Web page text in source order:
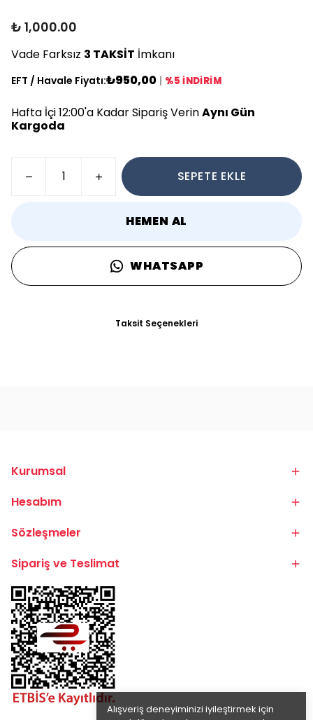
Alışveriş deneyiminizi iyileştirmek için
₺ 1,000.00
Vade Farksız 3 TAKSİT İmkanı
EFT / Havale Fiyatı:₺950,00 | %5 İNDİRİM
Hafta İçi 12:00'a Kadar Sipariş VerinAynı Gün
Kargoda
SEPETE EKLE
HEMEN AL
WHATSAPP
Taksit Seçenekleri
Kurumsal
Hesabım
Sözleşmeler
Sipariş ve Teslimat